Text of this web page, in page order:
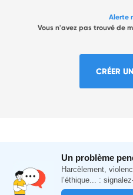
Alerte
Vous n'avez pas trouvé de
CRÉER
Un problème
Harcèlement,
l’éthique... :